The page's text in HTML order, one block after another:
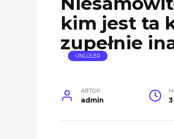
kim jest ta
zupełnie
ÜNLÜLER
АВТОР
admin